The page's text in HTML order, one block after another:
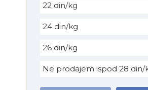
22 din/kg
24 din/kg
26 din/kg
Ne prodajem ispod 28 din/